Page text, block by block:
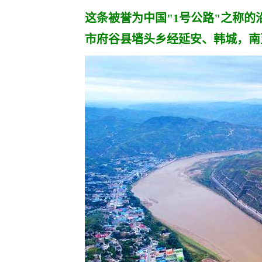
这条被誉为中国"1号公路"之称的
市府谷县墙头乡经延安、韩城，